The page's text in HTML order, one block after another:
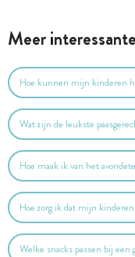
Meer
Hoe kunnen mijn kinderen
Wat zijn de leukste
Hoe maak ik van het
Hoe zorg ik dat mijn
Welke snacks passen bij